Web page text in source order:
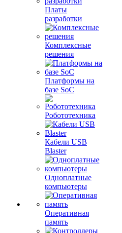
Платы
разработки
Комплексные
решения
Платформы на
базе SoC
Робототехника
Кабели USB
Blaster
Одноплатные
компьютеры
Оперативная
память